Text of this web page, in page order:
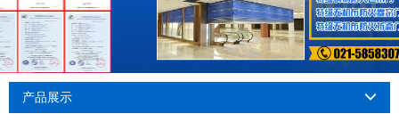
产品展示